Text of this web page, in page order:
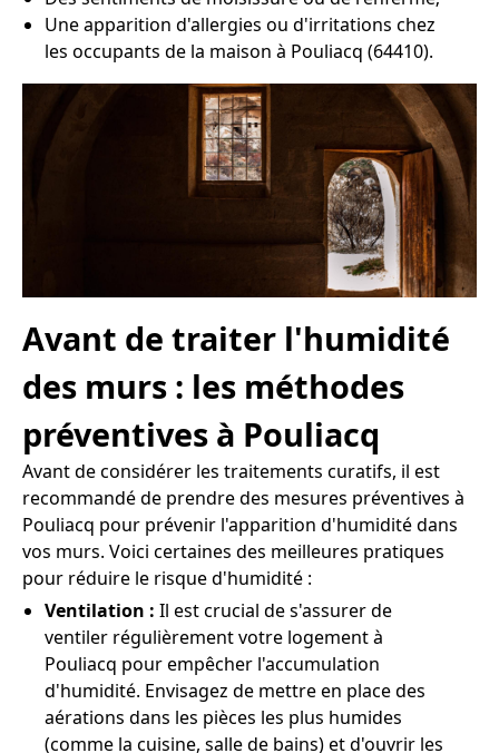
Une apparition d'allergies ou d'irritations chez
les occupants de la maison à Pouliacq (64410).
Avant de traiter l'humidité
des murs : les méthodes
préventives à Pouliacq
Avant de considérer les traitements curatifs, il est
recommandé de prendre des mesures préventives à
Pouliacq pour prévenir l'apparition d'humidité dans
vos murs. Voici certaines des meilleures pratiques
pour réduire le risque d'humidité :
Ventilation : Il est crucial de s'assurer de
ventiler régulièrement votre logement à
Pouliacq pour empêcher l'accumulation
d'humidité. Envisagez de mettre en place des
aérations dans les pièces les plus humides
(comme la cuisine, salle de bains) et d'ouvrir les